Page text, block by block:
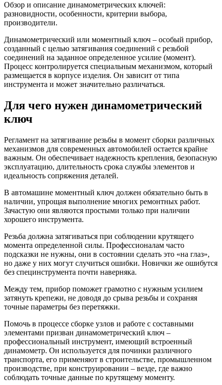
Обзор и описание динамометрических ключей:
разновидности, особенности, критерии выбора,
производители.
Динамометрический или моментный ключ – особый прибор,
созданный с целью затягивания соединений с резьбой
соединений на заданное определенное усилие (момент).
Процесс контролируется специальным механизмом, который
размещается в корпусе изделия. Он зависит от типа
инструмента и может значительно различаться.
Для чего нужен динамометрический
ключ
Регламент на затягивание резьбы в момент сборки различных
механизмов для современных автомобилей остается крайне
важным. Он обеспечивает надежность крепления, безопасную
эксплуатацию, длительность срока службы элементов и
идеальность сопряжения деталей.
В автомашине моментный ключ должен обязательно быть в
наличии, упрощая выполнение многих ремонтных работ.
Зачастую они являются простыми только при наличии
хорошего инструмента.
Резьба должна затягиваться при соблюдении крутящего
момента определенной силы. Профессионалам часто
подсказки не нужны, они в состоянии сделать это «на глаз»,
но даже у них могут случиться ошибки. Новички же ошибутся
без специнструмента почти наверняка.
Между тем, прибор поможет грамотно с нужным усилием
затянуть крепежи, не доводя до срыва резьбы и сохраняя
точные параметры без перетяжки.
Помочь в процессе сборке узлов и работе с составными
элементами призван динамометрический ключ –
профессиональный инструмент, имеющий встроенный
динамометр. Он используется для починки различного
транспорта, его применяют в строительстве, промышленном
производстве, при конструировании – везде, где важно
соблюдать точные данные по крутящему моменту.